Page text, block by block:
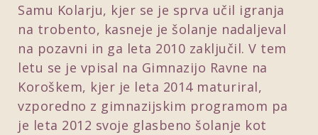
Samu Kolarju, kjer se je sprva učil igranja
na trobento, kasneje je šolanje nadaljeval
na pozavni in ga leta 2010 zaključil. V tem
letu se je vpisal na Gimnazijo Ravne na
Koroškem, kjer je leta 2014 maturiral,
vzporedno z gimnazijskim programom pa
je leta 2012 svoje glasbeno šolanje kot